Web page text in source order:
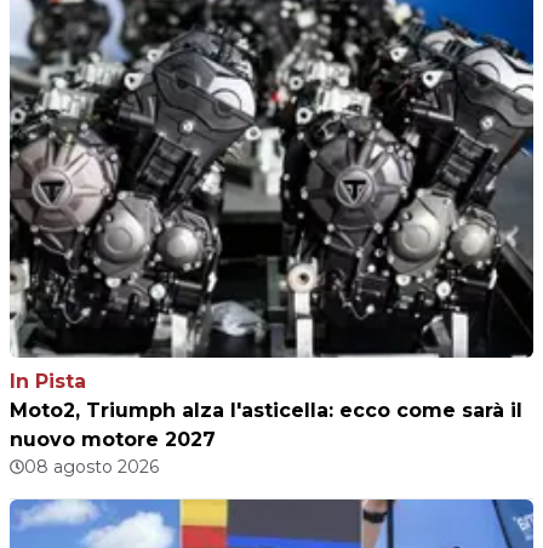
In Pista
Moto2, Triumph alza l'asticella: ecco come sarà il
nuovo motore 2027
08 agosto 2026